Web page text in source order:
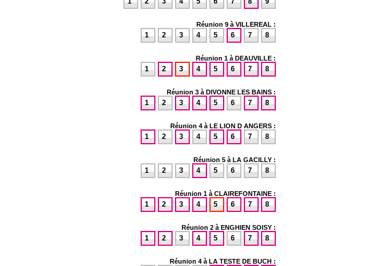
Réunion 9 à VILLEREAL :
8
7
6
5
4
3
2
1
Réunion 1 à DEAUVILLE :
8
7
6
5
4
3
2
1
Réunion 3 à DIVONNE LES BAINS :
8
7
6
5
4
3
2
1
Réunion 4 à LE LION D ANGERS :
8
7
6
5
4
3
2
1
Réunion 5 à LA GACILLY :
8
7
6
5
4
3
2
1
Réunion 1 à CLAIREFONTAINE :
8
7
6
5
4
3
2
1
Réunion 2 à ENGHIEN SOISY :
8
7
6
5
4
3
2
1
Réunion 4 à LA TESTE DE BUCH :